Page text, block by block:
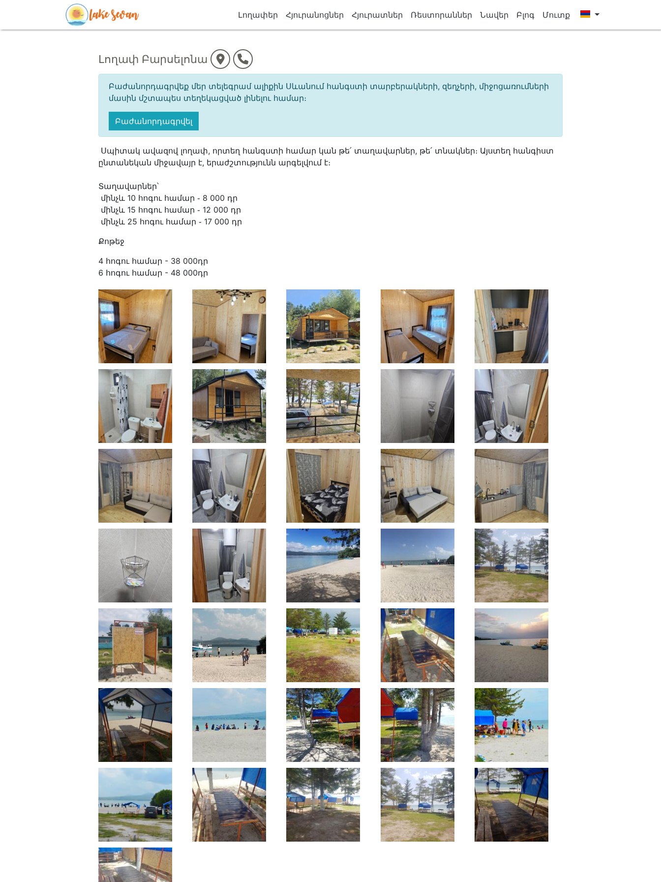
Լողափեր Հյուրանոցներ Հյուրատներ Ռեստորաններ Նավեր Բլոգ Մուտք
Լողափ Բարսելոնա
Բաժանորդագրվեք մեր տելեգրամ ալիքին Սևանում հանգստի տարբերակների, զեղչերի, միջոցառումների
մասին մշտապես տեղեկացված լինելու համար։
Բաժանորդագրվել
Սպիտակ ավազով լողափ, որտեղ հանգստի համար կան թե՛ տաղավարներ, թե՛ տնակներ։ Այստեղ հանգիստ
ընտանեկան միջավայր է, երաժշտությունն արգելվում է։
Տաղավարներ՝
մինչև 10 հոգու համար ֊ 8 000 դր
մինչև 15 հոգու համար ֊ 12 000 դր
մինչև 25 հոգու համար ֊ 17 000 դր
Քոթեջ
4 հոգու համար - 38 000դր
6 հոգու համար - 48 000դր